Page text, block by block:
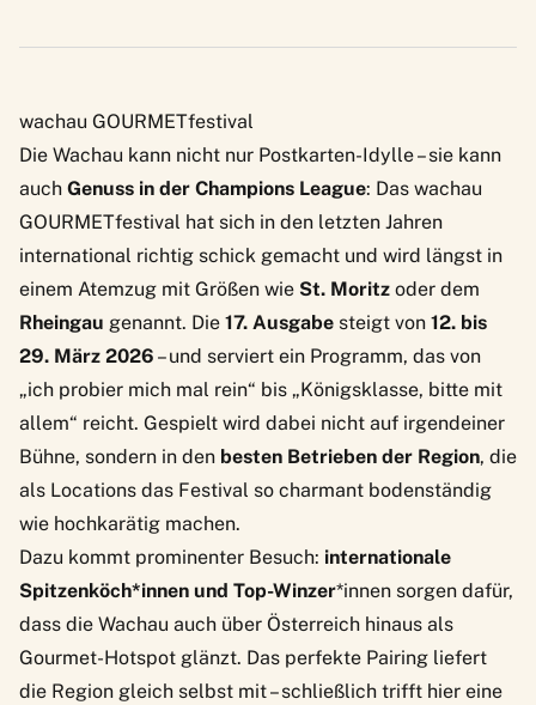
wachau GOURMETfestival
Die Wachau kann nicht nur Postkarten-Idylle – sie kann
auch Genuss in der Champions League: Das wachau
GOURMETfestival hat sich in den letzten Jahren
international richtig schick gemacht und wird längst in
einem Atemzug mit Größen wie St. Moritz oder dem
Rheingau genannt. Die 17. Ausgabe steigt von 12. bis
29. März 2026 – und serviert ein Programm, das von
„ich probier mich mal rein“ bis „Königsklasse, bitte mit
allem“ reicht. Gespielt wird dabei nicht auf irgendeiner
Bühne, sondern in den besten Betrieben der Region, die
als Locations das Festival so charmant bodenständig
wie hochkarätig machen.
Dazu kommt prominenter Besuch: internationale
Spitzenköch*innen und Top-Winzer*innen sorgen dafür,
dass die Wachau auch über Österreich hinaus als
Gourmet-Hotspot glänzt. Das perfekte Pairing liefert
die Region gleich selbst mit – schließlich trifft hier eine